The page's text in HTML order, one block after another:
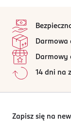
Darmowa
Darmowy
14 dni na
Zapisz się na